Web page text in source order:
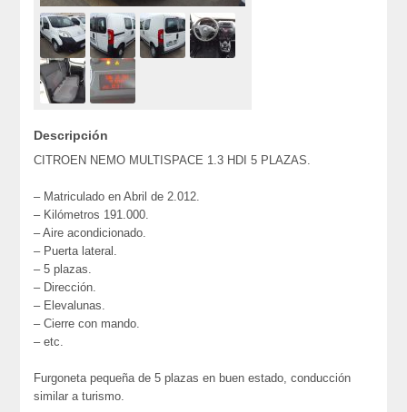
Descripción
CITROEN NEMO MULTISPACE 1.3 HDI 5 PLAZAS.
– Matriculado en Abril de 2.012.
– Kilómetros 191.000.
– Aire acondicionado.
– Puerta lateral.
– 5 plazas.
– Dirección.
– Elevalunas.
– Cierre con mando.
– etc.
Furgoneta pequeña de 5 plazas en buen estado, conducción
similar a turismo.